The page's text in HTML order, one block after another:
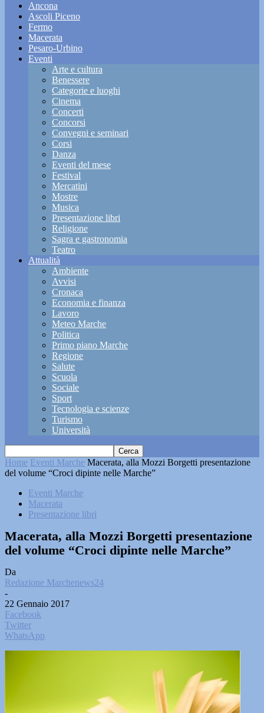
Ancona
Ascoli Piceno
Fermo
Macerata
Pesaro-Urbino
Eventi
Arte e cultura
Benessere
Categorie e luoghi
Cinema
Concerti
Concorsi
Convegni e seminari
Corsi
Danza
Eventi del mese
Festival
Mercatini
Mostre
Musica
Presentazione libri
Religione
Sagra e gastronomia
Teatro
Attualità
Ambiente
Avvisi
Cronaca
Economia e finanza
Lavoro
Meteo Marche
Politica
Primo piano Marche
Regione
Salute
Scuola
Sociale
Sport
Tecnologia e scienze
Turismo
Università
Home Eventi Marche Macerata, alla Mozzi Borgetti presentazione
del volume “Croci dipinte nelle Marche”
Eventi Marche
Macerata
Presentazione libri
Macerata, alla Mozzi Borgetti presentazione
del volume “Croci dipinte nelle Marche”
Da
Redazione Marchenews24
-
22 Gennaio 2017
Facebook
Twitter
WhatsApp